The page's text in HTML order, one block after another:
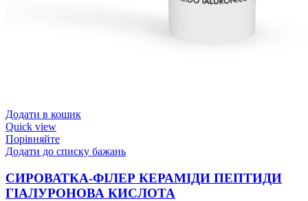
Додати в кошик
Quick view
Порівняйте
Додати до списку бажань
СИРОВАТКА-ФІЛЕР КЕРАМІДИ ПЕПТИДИ
ГІАЛУРОНОВА КИСЛОТА